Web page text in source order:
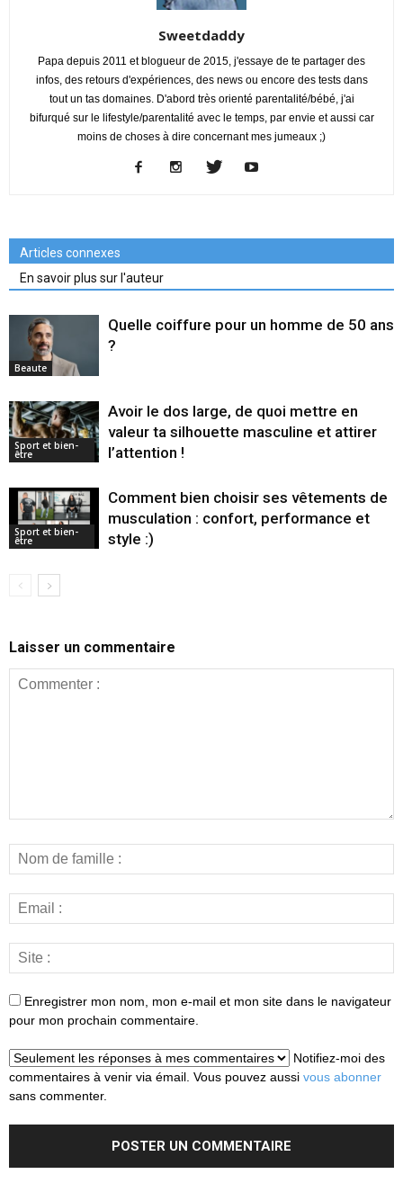
Sweetdaddy
Papa depuis 2011 et blogueur de 2015, j'essaye de te partager des
infos, des retours d'expériences, des news ou encore des tests dans
tout un tas domaines. D'abord très orienté parentalité/bébé, j'ai
bifurqué sur le lifestyle/parentalité avec le temps, par envie et aussi car
moins de choses à dire concernant mes jumeaux ;)
Articles connexes
En savoir plus sur l'auteur
Beaute
Quelle coiffure pour un homme de 50 ans
?
Sport et bien-
être
Avoir le dos large, de quoi mettre en
valeur ta silhouette masculine et attirer
l’attention !
Sport et bien-
être
Comment bien choisir ses vêtements de
musculation : confort, performance et
style :)
Laisser un commentaire
Enregistrer mon nom, mon e-mail et mon site dans le navigateur
pour mon prochain commentaire.
Notifiez-moi des
commentaires à venir via émail. Vous pouvez aussi vous abonner
sans commenter.